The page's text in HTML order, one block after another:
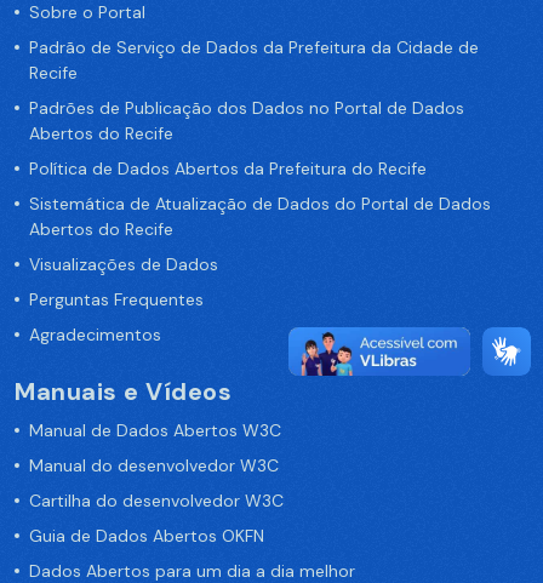
Sobre o Portal
Padrão de Serviço de Dados da Prefeitura da Cidade de
Recife
Padrões de Publicação dos Dados no Portal de Dados
Abertos do Recife
Política de Dados Abertos da Prefeitura do Recife
Sistemática de Atualização de Dados do Portal de Dados
Abertos do Recife
Visualizações de Dados
Perguntas Frequentes
Agradecimentos
Manuais e Vídeos
Manual de Dados Abertos W3C
Manual do desenvolvedor W3C
Cartilha do desenvolvedor W3C
Guia de Dados Abertos OKFN
Dados Abertos para um dia a dia melhor